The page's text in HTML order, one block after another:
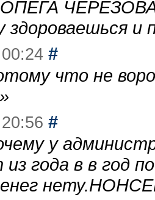
здороваешься
#
что не
»
#
у
года в в год